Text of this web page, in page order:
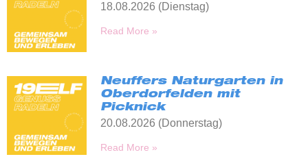
18.08.2026 (Dienstag)
Read More »
Neuffers Naturgarten in
Oberdorfelden mit
Picknick
20.08.2026 (Donnerstag)
Read More »